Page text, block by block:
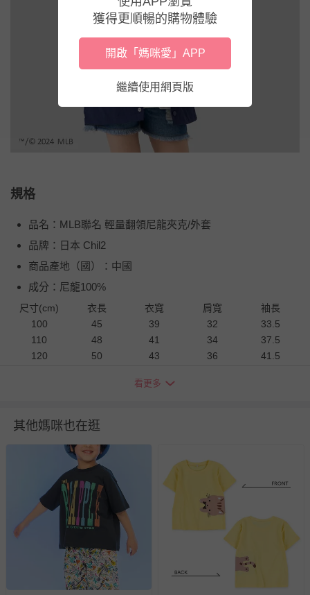
規格
品名：MLB聯名 輕量翻領尼龍夾克/外套
品牌：日本 Chil2
商品產地（國）：中國
成分：尼龍100%
尺寸(cm) 衣長 衣寬 肩寬
袖長
100
45 39 32
33.5
110
48 41 34
37.5
120
50 43 36
41.5
49
160
67
尺寸表單位皆為公分
，會因布料彈性、水洗處理、測量
起訖點等因素，與實際商品尺寸略有誤差
深淺色請分開洗滌，以避免造成互相移染。請使用中性洗
劑；浸泡時間不宜過長
請勿使用漂白劑、螢光增白劑及衣物柔軟劑，以免破壞布料
針織、刺繡、立體造型等類服飾，建議套入洗衣袋再清潔
過分烘乾會導致衣物收縮，破壞織物纖維，不建議使用烘衣
看更多
其他媽咪也在逛
獲得更順暢的購物體驗
開啟「媽咪愛」APP
繼續使用網頁版